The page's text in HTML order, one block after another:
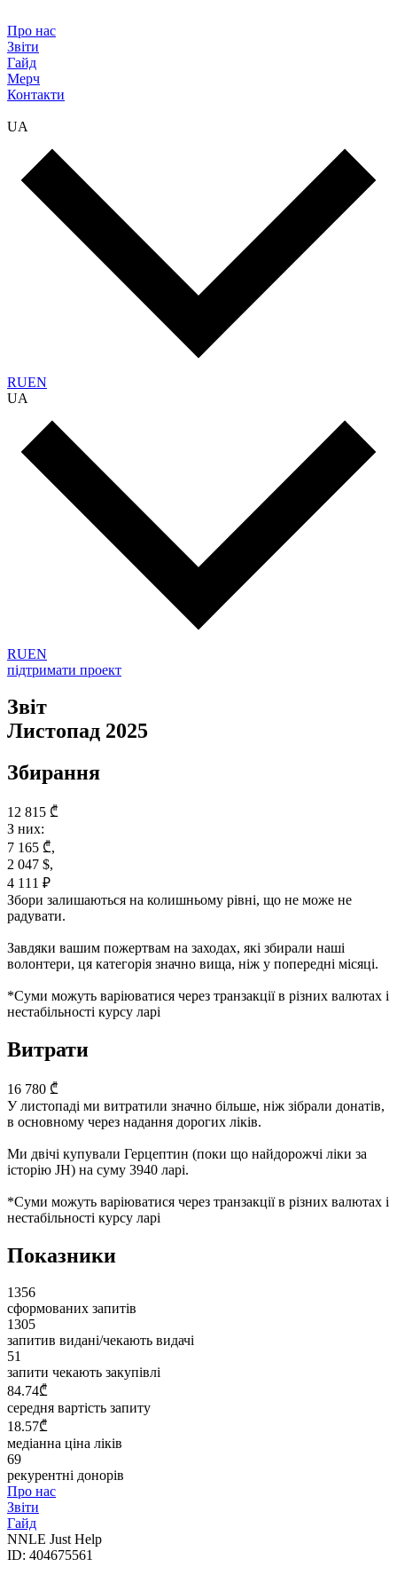
Про нас
Звіти
Гайд
Мерч
Контакти
UA
RUEN
UA
RUEN
підтримати проект
Звіт
Листопад 2025
Збирання
12 815 ₾
З них:
7 165 ₾,
2 047 $,
4 111 ₽
Збори залишаються на колишньому рівні, що не може не
радувати.
Завдяки вашим пожертвам на заходах, які збирали наші
волонтери, ця категорія значно вища, ніж у попередні місяці.
*Суми можуть варіюватися через транзакції в різних валютах і
нестабільності курсу ларі
Витрати
16 780 ₾
У листопаді ми витратили значно більше, ніж зібрали донатів,
в основному через надання дорогих ліків.
Ми двічі купували Герцептин (поки що найдорожчі ліки за
історію JH) на суму 3940 ларі.
*Суми можуть варіюватися через транзакції в різних валютах і
нестабільності курсу ларі
Показники
1356
сформованих запитів
1305
запитив видані/чекають видачі
51
запити чекають закупівлі
84.74₾
середня вартість запиту
18.57₾
медіанна ціна ліків
69
рекурентні донорів
Про нас
Звіти
Гайд
NNLE Just Help
ID: 404675561